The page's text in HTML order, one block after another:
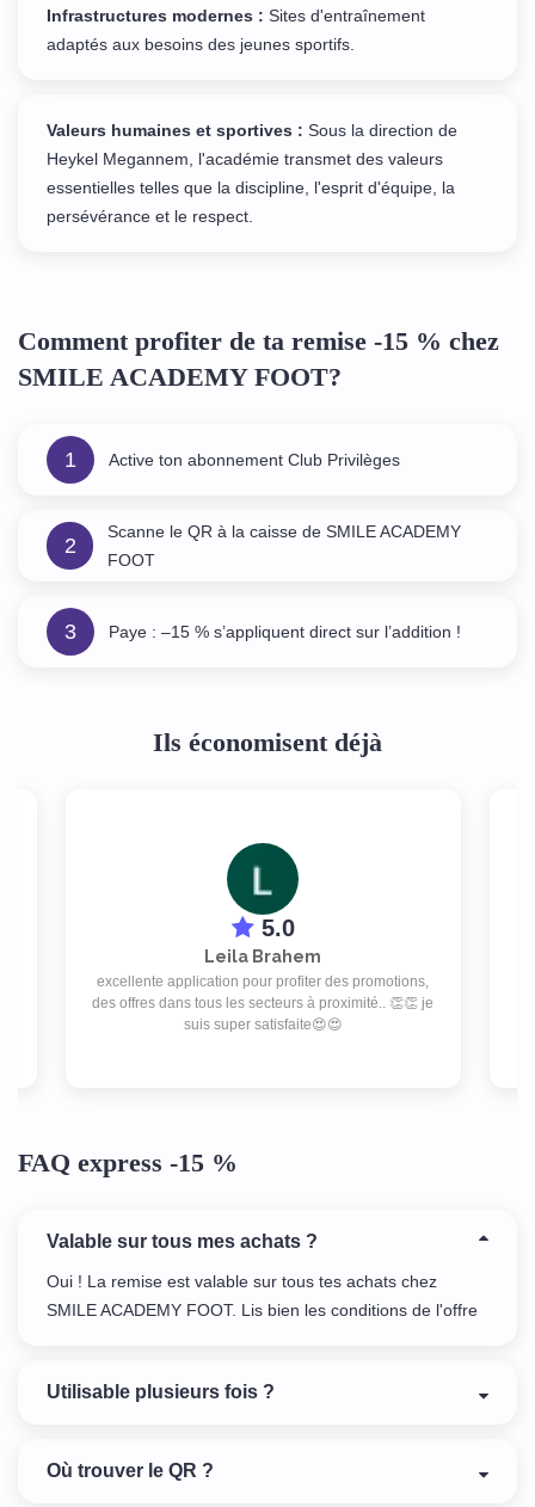
Infrastructures modernes : Sites d'entraînement
adaptés aux besoins des jeunes sportifs.
Valeurs humaines et sportives : Sous la direction de
Heykel Megannem, l'académie transmet des valeurs
essentielles telles que la discipline, l'esprit d'équipe, la
persévérance et le respect.
Comment profiter de ta remise -15 % chez
SMILE ACADEMY FOOT?
1 Active ton abonnement Club Privilèges
2
Scanne le QR à la caisse de SMILE ACADEMY
FOOT
3 Paye : –15 % s’appliquent direct sur l’addition !
Ils économisent déjà
5.0
Leila Brahem
excellente application pour profiter des promotions,
des offres dans tous les secteurs à proximité.. 👏👏 je
suis super satisfaite😍😍
FAQ express -15 %
Valable sur tous mes achats ?
Oui ! La remise est valable sur tous tes achats chez
SMILE ACADEMY FOOT. Lis bien les conditions de l'offre
Utilisable plusieurs fois ?
Où trouver le QR ?